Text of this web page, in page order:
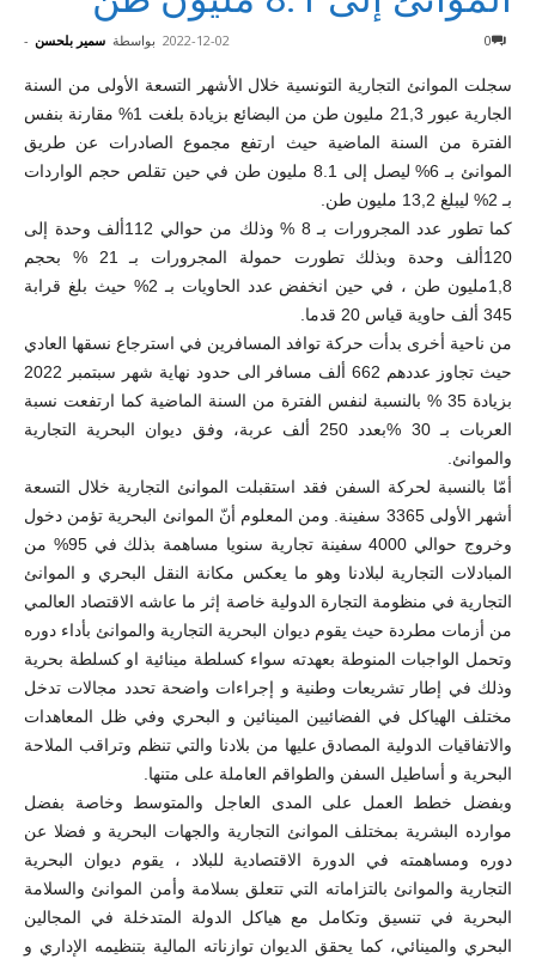
بواسطة سمير بلحسن - 2022-12-02 0
سجلت الموانئ التجارية التونسية خلال الأشهر التسعة الأولى من السنة
الجارية عبور 21,3 مليون طن من البضائع بزيادة بلغت 1% مقارنة بنفس
الفترة من السنة الماضية حيث ارتفع مجموع الصادرات عن طريق
الموانئ بـ 6% ليصل إلى 8.1 مليون طن في حين تقلص حجم الواردات
بـ 2% ليبلغ 13,2 مليون طن.
كما تطور عدد المجرورات بـ 8 % وذلك من حوالي 112ألف وحدة إلى
120ألف وحدة وبذلك تطورت حمولة المجرورات بـ 21 % بحجم
1,8مليون طن ، في حين انخفض عدد الحاويات بـ 2% حيث بلغ قرابة
345 ألف حاوية قياس 20 قدما.
من ناحية أخرى بدأت حركة توافد المسافرين في استرجاع نسقها العادي
حيث تجاوز عددهم 662 ألف مسافر الى حدود نهاية شهر سبتمبر 2022
بزيادة 35 % بالنسبة لنفس الفترة من السنة الماضية كما ارتفعت نسبة
العربات بـ 30 %بعدد 250 ألف عربة، وفق ديوان البحرية التجارية
والموانئ.
أمّا بالنسبة لحركة السفن فقد استقبلت الموانئ التجارية خلال التسعة
أشهر الأولى 3365 سفينة. ومن المعلوم أنّ الموانئ البحرية تؤمن دخول
وخروج حوالي 4000 سفينة تجارية سنويا مساهمة بذلك في 95% من
المبادلات التجارية لبلادنا وهو ما يعكس مكانة النقل البحري و الموانئ
التجارية في منظومة التجارة الدولية خاصة إثر ما عاشه الاقتصاد العالمي
من أزمات مطردة حيث يقوم ديوان البحرية التجارية والموانئ بأداء دوره
وتحمل الواجبات المنوطة بعهدته سواء كسلطة مينائية او كسلطة بحرية
وذلك في إطار تشريعات وطنية و إجراءات واضحة تحدد مجالات تدخل
مختلف الهياكل في الفضائيين المينائين و البحري وفي ظل المعاهدات
والاتفاقيات الدولية المصادق عليها من بلادنا والتي تنظم وتراقب الملاحة
البحرية و أساطيل السفن والطواقم العاملة على متنها.
وبفضل خطط العمل على المدى العاجل والمتوسط وخاصة بفضل
موارده البشرية بمختلف الموانئ التجارية والجهات البحرية و فضلا عن
دوره ومساهمته في الدورة الاقتصادية للبلاد ، يقوم ديوان البحرية
التجارية والموانئ بالتزاماته التي تتعلق بسلامة وأمن الموانئ والسلامة
البحرية في تنسيق وتكامل مع هياكل الدولة المتدخلة في المجالين
البحري والمينائي، كما يحقق الديوان توازناته المالية بتنظيمه الإداري و